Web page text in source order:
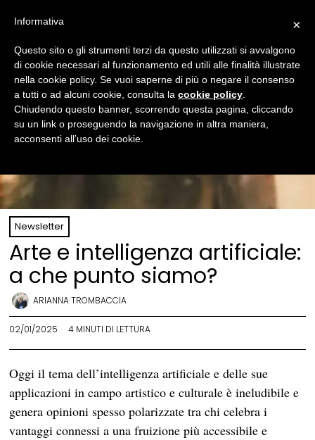
Newsletter
Arte e intelligenza artificiale:
a che punto siamo?
ARIANNA TROMBACCIA
02/01/2025 4 MINUTI DI LETTURA
Oggi il tema dell’intelligenza artificiale e delle sue
applicazioni in campo artistico e culturale è ineludibile e
genera opinioni spesso polarizzate tra chi celebra i
vantaggi connessi a una fruizione più accessibile e
×
Informativa
Questo sito o gli strumenti terzi da questo utilizzati si avvalgono
di cookie necessari al funzionamento ed utili alle finalità illustrate
nella cookie policy. Se vuoi saperne di più o negare il consenso
a tutti o ad alcuni cookie, consulta la cookie policy
Chiudendo questo banner, scorrendo questa pagina, cliccando
su un link o proseguendo la navigazione in altra maniera,
acconsenti all’uso dei cookie.